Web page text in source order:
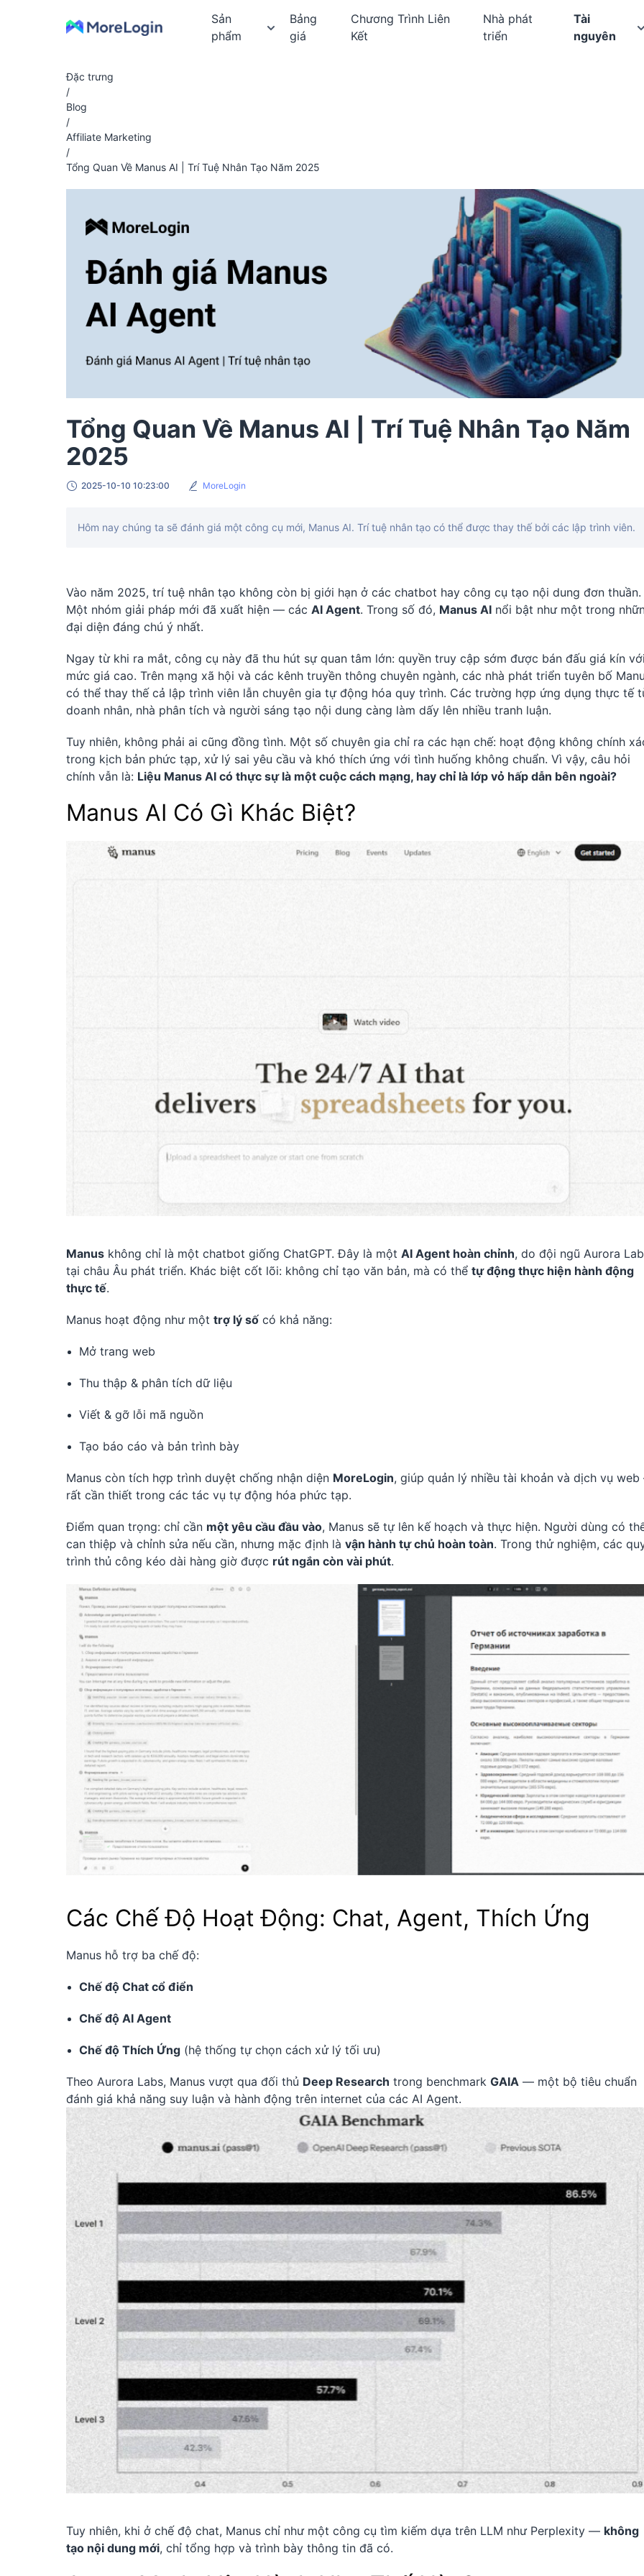
Sản
phẩm
Bảng
giá
Chương Trình Liên
Kết
Nhà phát
triển
Tài
nguyên
Đặc trưng
/
Blog
/
Affiliate Marketing
/
Tổng Quan Về Manus AI | Trí Tuệ Nhân Tạo Năm 2025
Tổng Quan Về Manus AI | Trí Tuệ Nhân Tạo Năm
2025
2025-10-10 10:23:00 MoreLogin
Hôm nay chúng ta sẽ đánh giá một công cụ mới, Manus AI. Trí tuệ nhân tạo có thể được thay thế bởi các lập trình viên.
Vào năm 2025, trí tuệ nhân tạo không còn bị giới hạn ở các chatbot hay công cụ tạo nội dung đơn thuần.
Một nhóm giải pháp mới đã xuất hiện — các AI Agent. Trong số đó, Manus AI nổi bật như một trong
đại diện đáng chú ý nhất.
Ngay từ khi ra mắt, công cụ này đã thu hút sự quan tâm lớn: quyền truy cập sớm được bán đấu giá kín với
mức giá cao. Trên mạng xã hội và các kênh truyền thông chuyên ngành, các nhà phát triển tuyên bố
có thể thay thế cả lập trình viên lẫn chuyên gia tự động hóa quy trình. Các trường hợp ứng dụng thực tế
doanh nhân, nhà phân tích và người sáng tạo nội dung càng làm dấy lên nhiều tranh luận.
Tuy nhiên, không phải ai cũng đồng tình. Một số chuyên gia chỉ ra các hạn chế: hoạt động không chính
trong kịch bản phức tạp, xử lý sai yêu cầu và khó thích ứng với tình huống không chuẩn. Vì vậy, câu hỏi
chính vẫn là: Liệu Manus AI có thực sự là một cuộc cách mạng, hay chỉ là lớp vỏ hấp dẫn bên ngoài?
Manus AI Có Gì Khác Biệt?
Manus không chỉ là một chatbot giống ChatGPT. Đây là một AI Agent hoàn chỉnh, do đội ngũ Aurora
tại châu Âu phát triển. Khác biệt cốt lõi: không chỉ tạo văn bản, mà có thể tự động thực hiện hành động
thực tế.
Manus hoạt động như một trợ lý sốcó khả năng:
Mở trang web
Thu thập & phân tích dữ liệu
Viết & gỡ lỗi mã nguồn
Tạo báo cáo và bản trình bày
Manus còn tích hợp trình duyệt chống nhận diện MoreLogin, giúp quản lý nhiều tài khoản và dịch vụ
rất cần thiết trong các tác vụ tự động hóa phức tạp.
Điểm quan trọng: chỉ cần một yêu cầu đầu vào, Manus sẽ tự lên kế hoạch và thực hiện. Người dùng có
can thiệp và chỉnh sửa nếu cần, nhưng mặc định là vận hành tự chủ hoàn toàn. Trong thử nghiệm, các
trình thủ công kéo dài hàng giờ được rút ngắn còn vài phút.
Các Chế Độ Hoạt Động: Chat, Agent, Thích Ứng
Manus hỗ trợ ba chế độ:
Chế độ Chat cổ điển
Chế độ AI Agent
Chế độ Thích Ứng (hệ thống tự chọn cách xử lý tối ưu)
Theo Aurora Labs, Manus vượt qua đối thủ Deep Research trong benchmark GAIA — một bộ tiêu chuẩn
đánh giá khả năng suy luận và hành động trên internet của các AI Agent.
Tuy nhiên, khi ở chế độ chat, Manus chỉ như một công cụ tìm kiếm dựa trên LLM như Perplexity — không
tạo nội dung mới, chỉ tổng hợp và trình bày thông tin đã có.